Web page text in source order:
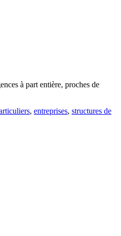
à part entière, proches de
, entreprises, structures de